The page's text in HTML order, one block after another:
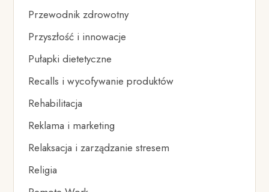
Przewodnik zdrowotny
Przyszłość i innowacje
Pułapki dietetyczne
Recalls i wycofywanie produktów
Rehabilitacja
Reklama i marketing
Relaksacja i zarządzanie stresem
Religia